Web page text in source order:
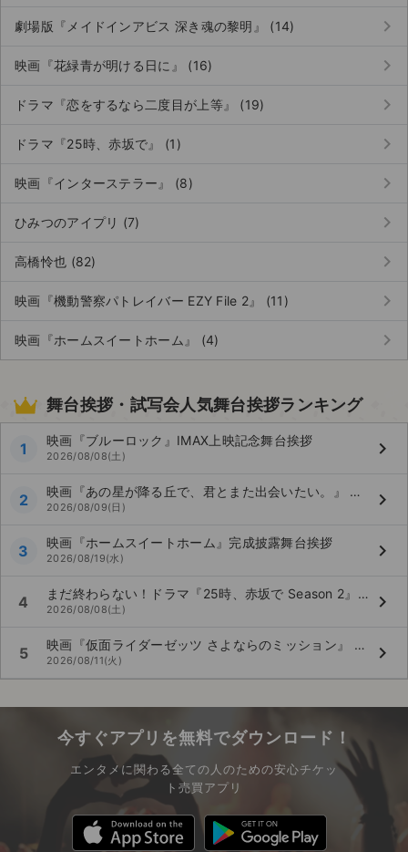
劇場版『メイドインアビス 深き魂の黎明』 (14) keyboard_arrow_right
映画『花緑青が明ける日に』 (16) keyboard_arrow_right
ドラマ『恋をするなら二度目が上等』 (19) keyboard_arrow_right
ドラマ『25時、赤坂で』 (1) keyboard_arrow_right
映画『インターステラー』 (8) keyboard_arrow_right
ひみつのアイプリ (7) keyboard_arrow_right
高橋怜也 (82) keyboard_arrow_right
映画『機動警察パトレイバー EZY File 2』 (11) keyboard_arrow_right
映画『ホームスイートホーム』 (4) keyboard_arrow_right
舞台挨拶・試写会人気舞台挨拶ランキング
1 映画『ブルーロック』IMAX上映記念舞台挨拶
2026/08/08(土) keyboard_arrow_right
2 映画『あの星が降る丘で、君とまた出会いたい。』 公開記念舞台挨拶
2026/08/09(日) keyboard_arrow_right
3 映画『ホームスイートホーム』完成披露舞台挨拶
2026/08/19(水) keyboard_arrow_right
4 まだ終わらない！ドラマ『25時、赤坂で Season 2』～真夏のカーテンコール～
2026/08/08(土) keyboard_arrow_right
5 映画『仮面ライダーゼッツ さよならのミッション』 映画大ヒット記念！ 「仮面ライダーゼッツ」＆「仮面ライダーマイス」 バトンタッチイベント
2026/08/11(火) keyboard_arrow_right
今すぐアプリを無料でダウンロード！
エンタメに関わる全ての人のための安心チケッ
ト売買アプリ